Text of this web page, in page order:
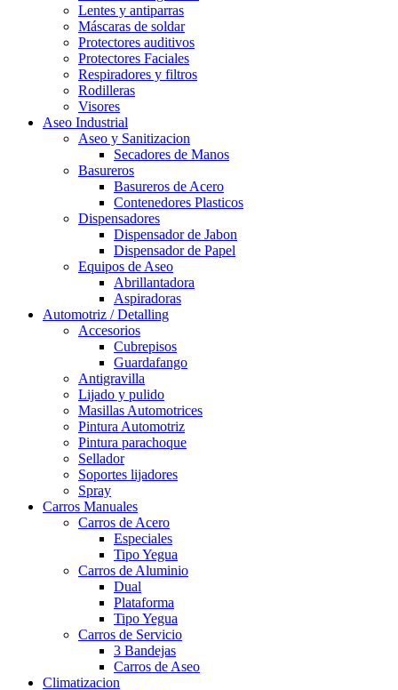
Lentes y antiparras
Máscaras de soldar
Protectores auditivos
Protectores Faciales
Respiradores y filtros
Rodilleras
Visores
Aseo Industrial
Aseo y Sanitizacion
Secadores de Manos
Basureros
Basureros de Acero
Contenedores Plasticos
Dispensadores
Dispensador de Jabon
Dispensador de Papel
Equipos de Aseo
Abrillantadora
Aspiradoras
Automotriz / Detalling
Accesorios
Cubrepisos
Guardafango
Antigravilla
Lijado y pulido
Masillas Automotrices
Pintura Automotriz
Pintura parachoque
Sellador
Soportes lijadores
Spray
Carros Manuales
Carros de Acero
Especiales
Tipo Yegua
Carros de Aluminio
Dual
Plataforma
Tipo Yegua
Carros de Servicio
3 Bandejas
Carros de Aseo
Climatizacion